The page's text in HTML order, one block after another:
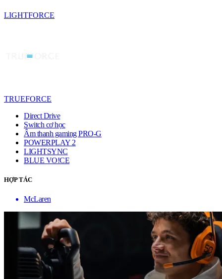
LIGHTFORCE
TRUEFORCE
Direct Drive
Switch cơ học
Âm thanh gaming PRO-G
POWERPLAY 2
LIGHTSYNC
BLUE VO!CE
HỢP TÁC
McLaren